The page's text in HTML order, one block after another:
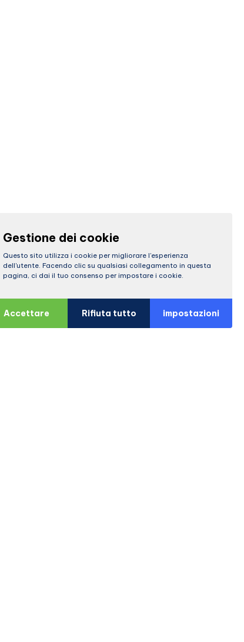
Gestione dei cookie
Questo sito utilizza i cookie per migliorare l'esperienza
dell'utente. Facendo clic su qualsiasi collegamento in questa
pagina, ci dai il tuo consenso per impostare i cookie.
Accettare Rifiuta tutto impostazioni